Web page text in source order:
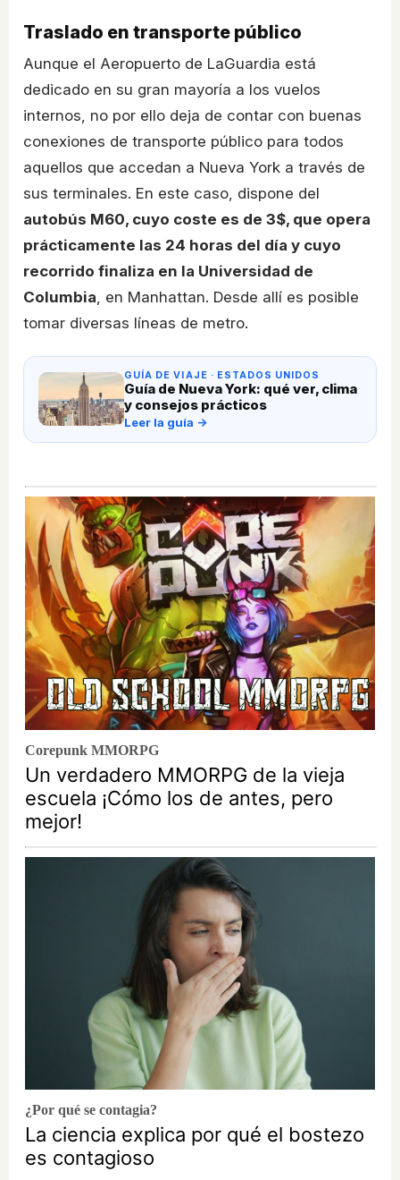
Traslado en transporte público
Aunque el Aeropuerto de LaGuardia está
dedicado en su gran mayoría a los vuelos
internos, no por ello deja de contar con buenas
conexiones de transporte público para todos
aquellos que accedan a Nueva York a través de
sus terminales. En este caso, dispone del
autobús M60, cuyo coste es de 3$, que opera
prácticamente las 24 horas del día y cuyo
recorrido finaliza en la Universidad de
Columbia , en Manhattan. Desde allí es posible
tomar diversas líneas de metro.
GUÍA DE VIAJE · ESTADOS UNIDOS
Guía de Nueva York: qué ver, clima
y consejos prácticos
Leer la guía →
Corepunk MMORPG
Un verdadero MMORPG de la vieja
escuela ¡Cómo los de antes, pero
mejor!
¿Por qué se contagia?
La ciencia explica por qué el bostezo
es contagioso